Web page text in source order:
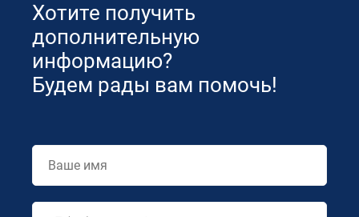
Хотите получить
дополнительную
информацию?
Будем рады вам помочь!